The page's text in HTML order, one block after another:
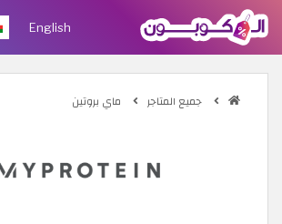
English
جميع المتاجر ماي بروتين